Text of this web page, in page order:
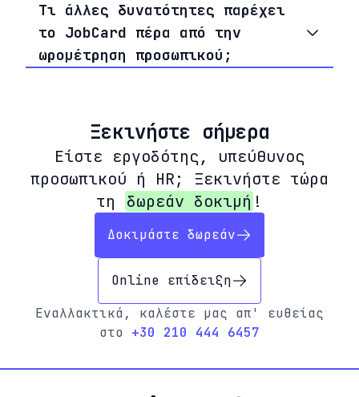
Τι άλλες δυνατότητες παρέχει
το JobCard πέρα από την
ωρομέτρηση προσωπικού;
Ξεκινήστε σήμερα
Είστε εργοδότης, υπεύθυνος
προσωπικού ή HR; Ξεκινήστε τώρα
τη
δωρεάν δοκιμή !
Δοκιμάστε δωρεάν
Online επίδειξη
Εναλλακτικά, καλέστε μας απ' ευθείας
στο +30 210 444 6457